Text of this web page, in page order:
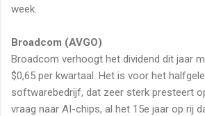
week.
Broadcom (AVGO)
Broadcom verhoogt het dividend dit jaar
$0,65 per kwartaal. Het is voor het
softwarebedrijf, dat zeer sterk presteert
vraag naar AI-chips, al het 15e jaar op rij